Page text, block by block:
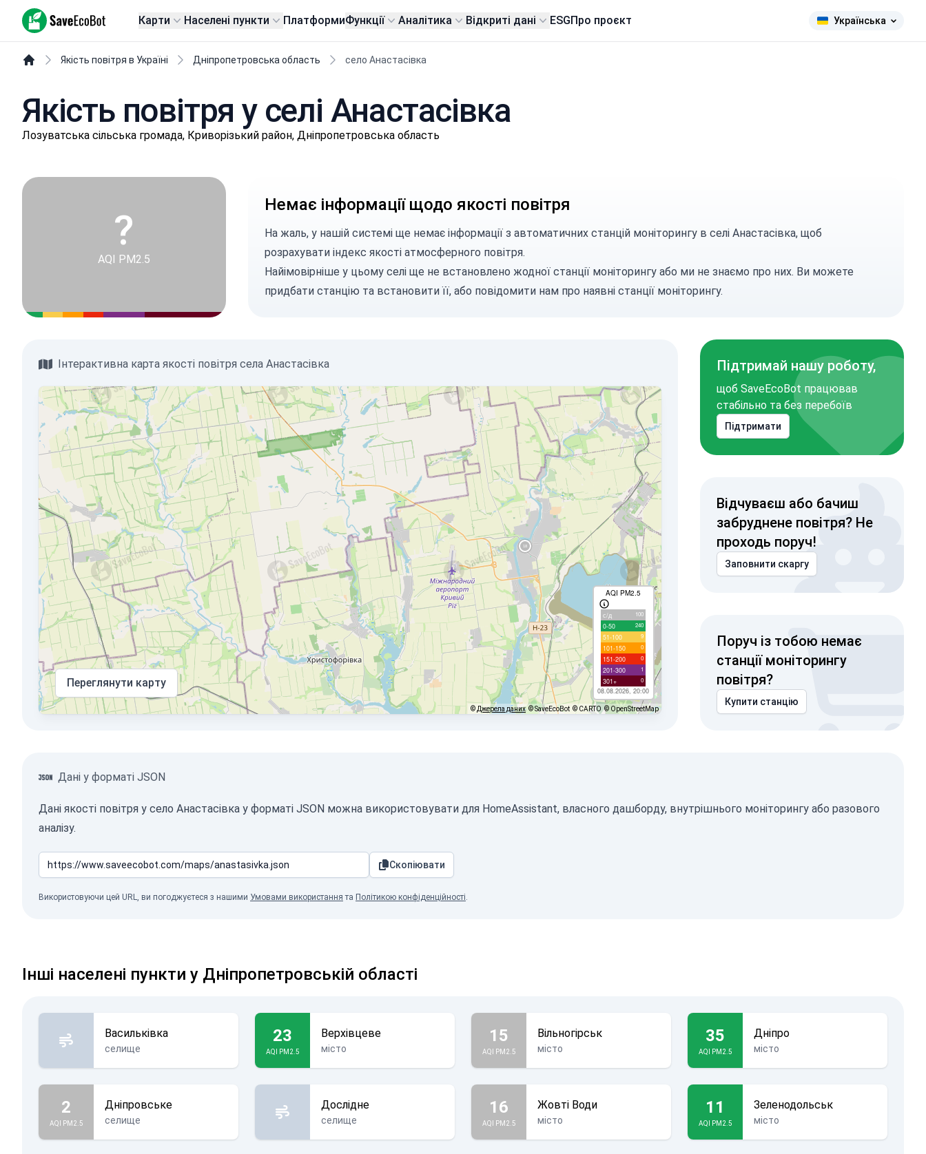
SaveEcoBot Карти Населені пункти ПлатформиФункції Аналітика Відкриті дані ESGПро проєкт Українська
Якість повітря в Україні Дніпропетровська область село Анастасівка
Якість повітря у селі Анастасівка
Лoзувaтськa сільська громада, Криворізький район, Дніпропетровська область
?
AQI PM2.5
Немає інформації щодо якості повітря
На жаль, у нашій системі ще немає інформації з автоматичних станцій моніторингу в селі Анастасівка, щоб
розрахувати індекс якості атмосферного повітря.
Найімовірніше у цьому селі ще не встановлено жодної станції моніторингу або ми не знаємо про них. Ви можете
придбати станцію та встановити її, або повідомити нампро наявні станції моніторингу.
Інтерактивна карта якості повітря села Анастасівка
AQI PM2.5
с/д 100
0-50 240
51-100 9
101-150 0
151-200 0
201-300 1
301+ 0
08.08.2026, 20:00
Переглянути карту
© Джерела даних © SaveEcoBot © CARTO © OpenStreetMap
Підтримай нашу роботу,
щоб SaveEcoBot працював
стабільно та без перебоїв
Підтримати
Відчуваєш або бачиш
забруднене повітря? Не
проходь поруч!
Заповнити скаргу
Поруч із тобою немає
станції моніторингу
повітря?
Купити станцію
Дані у форматі JSON
Дані якості повітря у село Анастасівка у форматі JSON можна використовувати для HomeAssistant, власного дашборду, внутрішнього моніторингу або разового
аналізу.
Скопіювати
Використовуючи цей URL, ви погоджуєтеся з нашими Умовами використання та Політикою конфіденційності.
Інші населені пункти у Дніпропетровській області
Васильківка
селище
23
AQI PM2.5
Верхівцеве
місто
15
AQI PM2.5
Вільногірськ
місто
35
AQI PM2.5
Дніпро
місто
2
AQI PM2.5
Дніпровське
селище
Дослідне
селище
16
AQI PM2.5
Жовті Води
місто
11
AQI PM2.5
Зеленодольськ
місто